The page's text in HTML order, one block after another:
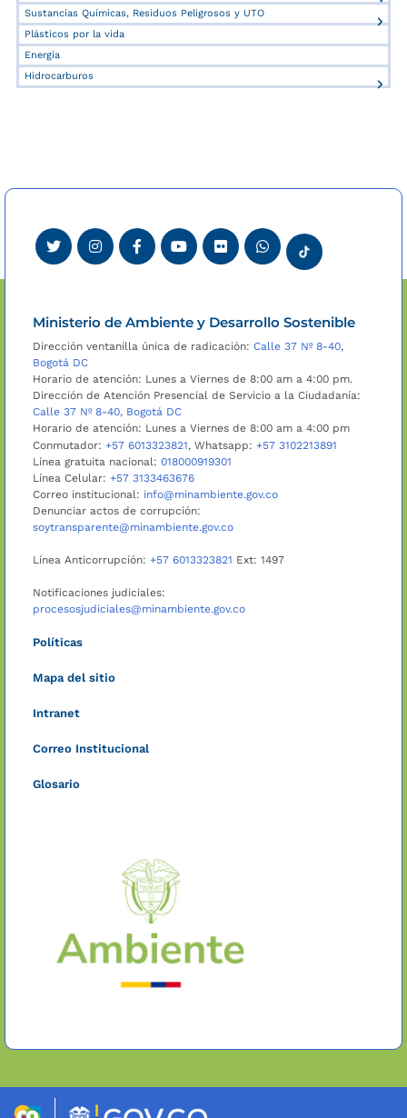
Sustancias Químicas, Residuos Peligrosos y UTO
Plásticos por la vida
Energía
Hidrocarburos
Ministerio de Ambiente y Desarrollo Sostenible
Dirección ventanilla única de radicación: Calle 37 Nº 8-40,
Bogotá DC
Horario de atención: Lunes a Viernes de 8:00 am a 4:00 pm.
Dirección de Atención Presencial de Servicio a la Ciudadanía:
Calle 37 Nº 8-40, Bogotá DC
Horario de atención: Lunes a Viernes de 8:00 am a 4:00 pm
Conmutador: +57 6013323821, Whatsapp: +57 3102213891
Línea gratuita nacional: 018000919301
Línea Celular: +57 3133463676
Correo institucional: info@minambiente.gov.co
Denunciar actos de corrupción:
soytransparente@minambiente.gov.co
Línea Anticorrupción: +57 6013323821 Ext: 1497
Notificaciones judiciales:
procesosjudiciales@minambiente.gov.co
Políticas
Mapa del sitio
Intranet
Correo Institucional
Glosario